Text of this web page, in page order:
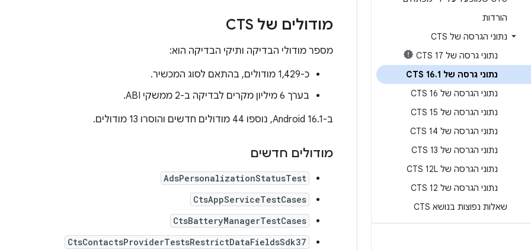
הורדות
נתוני הגרסה של CTS
נתוני גרסה של CTS 17
נתוני גרסה של CTS 16
.1
נתוני הגרסה של CTS 16
נתוני הגרסה של CTS 15
נתוני הגרסה של CTS 14
נתוני הגרסה של CTS 13
נתוני הגרסה של CTS 12L
נתוני הגרסה של CTS 12
שאלות נפוצות בנושא CTS
מודולים של CTS
מספר מודולי הבדיקה ותיקי הבדיקה הוא:
כ-1,429 מודולים, בהתאם לסוג המכשיר.
בערך 6 מיליון מקרים לבדיקה ב-2 ממשקי ABI.
ב-Android 16.1, נוספו 44 מודולים חדשים והוסרו 13 מודולים.
מודולים חדשים
AdsPersonalizationStatusTest
CtsAppServiceTestCases
CtsBatteryManagerTestCases
CtsContactsProviderTestsRestrictDataFieldsSdk37